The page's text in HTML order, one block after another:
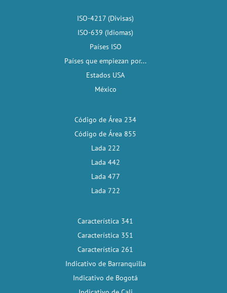
ISO-4217 (Divisas)
ISO-639 (Idiomas)
Países ISO
Países que empiezan por...
Estados USA
México
Código de Área 234
Código de Área 855
Lada 222
Lada 442
Lada 477
Lada 722
Característica 341
Característica 351
Característica 261
Indicativo de Barranquilla
Indicativo de Bogotá